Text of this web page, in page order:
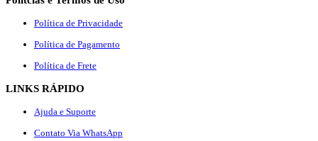
Política de Privacidade
Política de Pagamento
Política de Frete
LINKS RÁPIDO
Ajuda e Suporte
Contato Via WhatsApp